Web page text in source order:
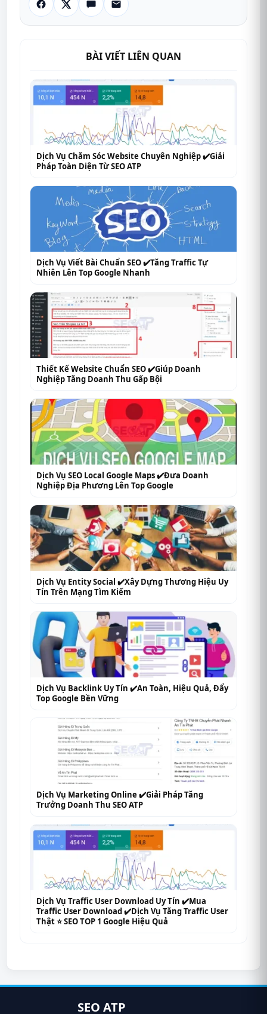
BÀI VIẾT LIÊN QUAN
Dịch Vụ Chăm Sóc Website Chuyên Nghiệp ✔️Giải
Pháp Toàn Diện Từ SEO ATP
Dịch Vụ Viết Bài Chuẩn SEO ✔️Tăng Traffic Tự
Nhiên Lên Top Google Nhanh
Thiết Kế Website Chuẩn SEO ✔️Giúp Doanh
Nghiệp Tăng Doanh Thu Gấp Bội
Dịch Vụ SEO Local Google Maps ✔️Đưa Doanh
Nghiệp Địa Phương Lên Top Google
Dịch Vụ Entity Social ✔️Xây Dựng Thương Hiệu Uy
Tín Trên Mạng Tìm Kiếm
Dịch Vụ Backlink Uy Tín ✔️An Toàn, Hiệu Quả, Đẩy
Top Google Bền Vững
Dịch Vụ Marketing Online ✔️Giải Pháp Tăng
Trưởng Doanh Thu SEO ATP
Dịch Vụ Traffic User Download Uy Tín ✔️Mua
Traffic User Download ✔️Dịch Vụ Tăng Traffic User
Thật ⭐ SEO TOP 1 Google Hiệu Quả
SEO ATP